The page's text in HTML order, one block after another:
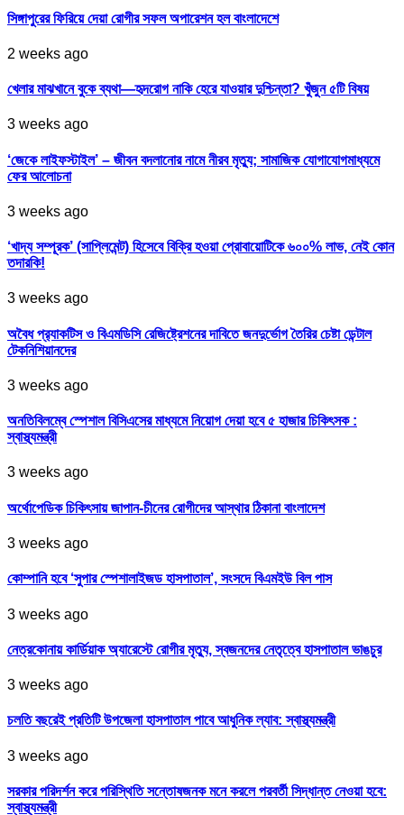
সিঙ্গাপুরের ফিরিয়ে দেয়া রোগীর সফল অপারেশন হল বাংলাদেশে
2 weeks ago
খেলার মাঝখানে বুকে ব্যথা—হৃদরোগ নাকি হেরে যাওয়ার দুশ্চিন্তা? খুঁজুন ৫টি বিষয়
3 weeks ago
‘জেকে লাইফস্টাইল’ – জীবন বদলানোর নামে নীরব মৃত্যু; সামাজিক যোগাযোগমাধ্যমে
ফের আলোচনা
3 weeks ago
‘খাদ্য সম্পূরক’ (সাপ্লিমেন্ট) হিসেবে বিক্রি হওয়া প্রোবায়োটিকে ৬০০% লাভ, নেই কোন
তদারকি!
3 weeks ago
অবৈধ প্র‍্যাকটিস ও বিএমডিসি রেজিষ্ট্রেশনের দাবিতে জনদুর্ভোগ তৈরির চেষ্টা ডেন্টাল
টেকনিশিয়ানদের
3 weeks ago
অনতিবিলম্বে স্পেশাল বিসিএসের মাধ্যমে নিয়োগ দেয়া হবে ৫ হাজার চিকিৎসক :
স্বাস্থ্যমন্ত্রী
3 weeks ago
অর্থোপেডিক চিকিৎসায় জাপান-চীনের রোগীদের আস্থার ঠিকানা বাংলাদেশ
3 weeks ago
কোম্পানি হবে ‘সুপার স্পেশালাইজড হাসপাতাল’, সংসদে বিএমইউ বিল পাস
3 weeks ago
নেত্রকোনায় কার্ডিয়াক অ্যারেস্টে রোগীর মৃত্যু, স্বজনদের নেতৃত্বে হাসপাতাল ভাঙচুর
3 weeks ago
চলতি বছরেই প্রতিটি উপজেলা হাসপাতাল পাবে আধুনিক ল্যাব: স্বাস্থ্যমন্ত্রী
3 weeks ago
সরকার পরিদর্শন করে পরিস্থিতি সন্তোষজনক মনে করলে পরবর্তী সিদ্ধান্ত নেওয়া হবে:
স্বাস্থ্যমন্ত্রী